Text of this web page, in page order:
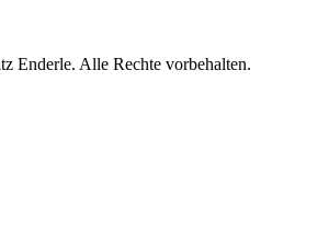
Enderle. Alle Rechte vorbehalten.